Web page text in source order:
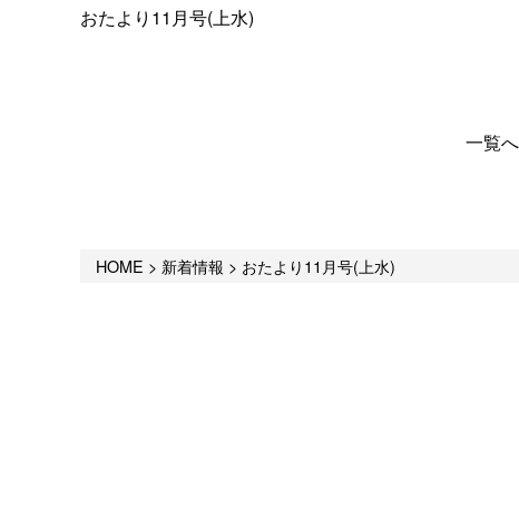
おたより11月号(上水)
一覧へ
HOME > 新着情報 > おたより11月号(上水)